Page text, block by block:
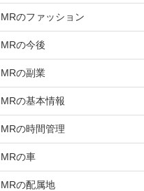
MRのファッション
MRの今後
MRの副業
MRの基本情報
MRの時間管理
MRの車
MRの配属地